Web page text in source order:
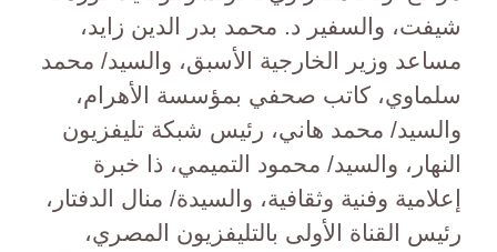
شيفت، والسفير د. محمد بدر الدين زايد،
مساعد وزير الخارجية الأسبق، والسيد/ محمد
سلماوي، كاتب صحفي بمؤسسة الأهرام،
والسيد/ محمد هاني، رئيس شبكة تليفزيون
النهار، والسيد/ محمود التميمي، ذا خبرة
إعلامية وفنية وثقافية، والسيدة/ منال الدفتار،
رئيس القناة الأولى بالتليفزيون المصري،